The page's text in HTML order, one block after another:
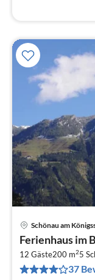
Schönau am
Ferienhaus im
12 Gäste200 m25
37